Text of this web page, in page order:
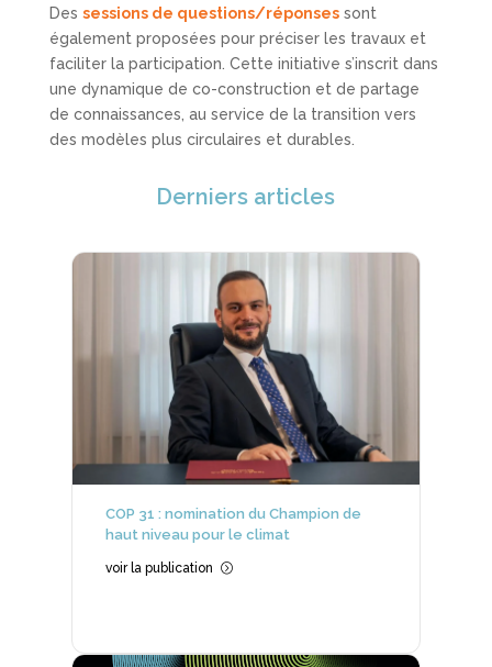
Des sessions de questions/réponsessont
également proposées pour préciser les travaux et
faciliter la participation. Cette initiative s’inscrit dans
une dynamique de co-construction et de partage
de connaissances, au service de la transition vers
des modèles plus circulaires et durables.
Derniers articles
COP 31 : nomination du Champion de
haut niveau pour le climat
voir la publication =